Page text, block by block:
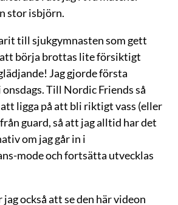
stor isbjörn.
till sjukgymnasten som gett
börja brottas lite försiktigt
Jag gjorde första
Till Nordic Friends så
ligga på att bli riktigt vass (eller
guard, så att jag alltid har det
om jag går in i
mode och fortsätta utvecklas
också att se den här videon